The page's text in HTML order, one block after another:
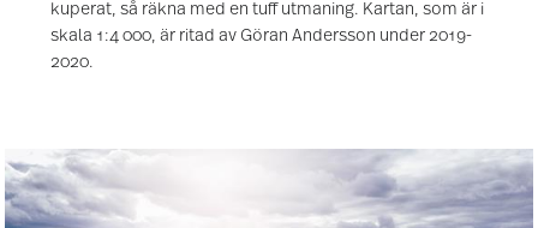
kuperat, så räkna med en tuff utmaning. Kartan, som är i
skala 1:4 000, är ritad av Göran Andersson under 2019-
2020.